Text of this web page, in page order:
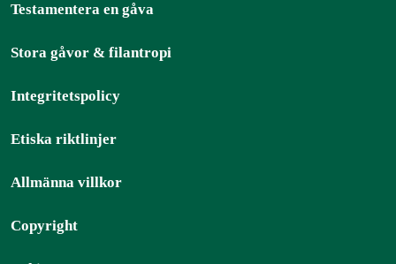
Testamentera en gåva
Stora gåvor & filantropi
Integritetspolicy
Etiska riktlinjer
Allmänna villkor
Copyright